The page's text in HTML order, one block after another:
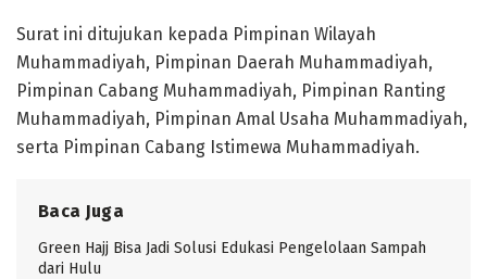
Surat ini ditujukan kepada Pimpinan Wilayah
Muhammadiyah, Pimpinan Daerah Muhammadiyah,
Pimpinan Cabang Muhammadiyah, Pimpinan Ranting
Muhammadiyah, Pimpinan Amal Usaha Muhammadiyah,
serta Pimpinan Cabang Istimewa Muhammadiyah.
Baca Juga
Green Hajj Bisa Jadi Solusi Edukasi Pengelolaan Sampah
dari Hulu